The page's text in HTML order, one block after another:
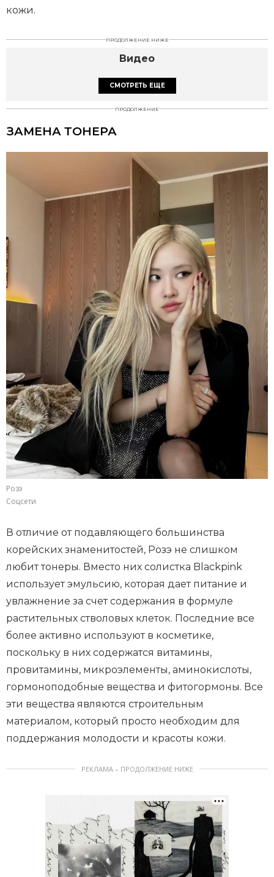
кожи.
ПРОДОЛЖЕНИЕ НИЖЕ
Видео
СМОТРЕТЬ ЕЩЕ
ПРОДОЛЖЕНИЕ
ЗАМЕНА ТОНЕРА
Розэ
Соцсети
В отличие от подавляющего большинства
корейских знаменитостей, Розэ не слишком
любит тонеры. Вместо них солистка Blackpink
использует эмульсию, которая дает питание и
увлажнение за счет содержания в формуле
растительных стволовых клеток. Последние все
более активно используют в косметике,
поскольку в них содержатся витамины,
провитамины, микроэлементы, аминокислоты,
гормоноподобные вещества и фитогормоны. Все
эти вещества являются строительным
материалом, который просто необходим для
поддержания молодости и красоты кожи.
РЕКЛАМА – ПРОДОЛЖЕНИЕ НИЖЕ